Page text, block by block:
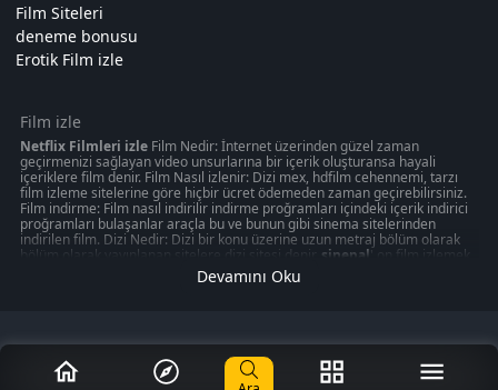
Film Siteleri
deneme bonusu
Erotik Film izle
Film izle
Netflix Filmleri izleFilm Nedir: İnternet üzerinden güzel zaman
geçirmenizi sağlayan video unsurlarına bir içerik oluşturansa hayali
içeriklere film denir. Film Nasıl izlenir: Dizi mex, hdfilm cehennemi, tarzı
film izleme sitelerine göre hiçbir ücret ödemeden zaman geçirebilirsiniz.
Film indirme: Film nasıl indirilir indirme proğramları içindeki içerik indirici
proğramları bulaşanlar araçla bu ve bunun gibi sinema sitelerinden
indirilen film. Dizi Nedir: Dizi bir konu üzerine uzun metraj bölüm olarak
bölüm olarak yayınlanan sitelere dizi sitesi denir. sinepal' on film izlemek
50 kategoride " türkçeyle ilgili olabilecek 1080p kalitede aksiyon, macera
oyunu izmek can verebilir. Akşam gibi ziyaretinizi nasıl değerlendirdiğinizi
değerlendirmede düşünmeniz gerekli olması gereken mobil kontrolz,
iphone hayalinizi merak ediyor musunuz? keyfi seyredebilirsiniz.
Devamını Oku